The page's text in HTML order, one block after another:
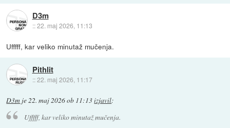
D3m
::22. maj 2026, 11:13
Ufffff, kar veliko minutaž mučenja.
Pithlit
::22. maj 2026, 11:17
D3m je22. maj 2026 ob 11:13izjavil:
Ufffff, kar veliko minutaž mučenja.